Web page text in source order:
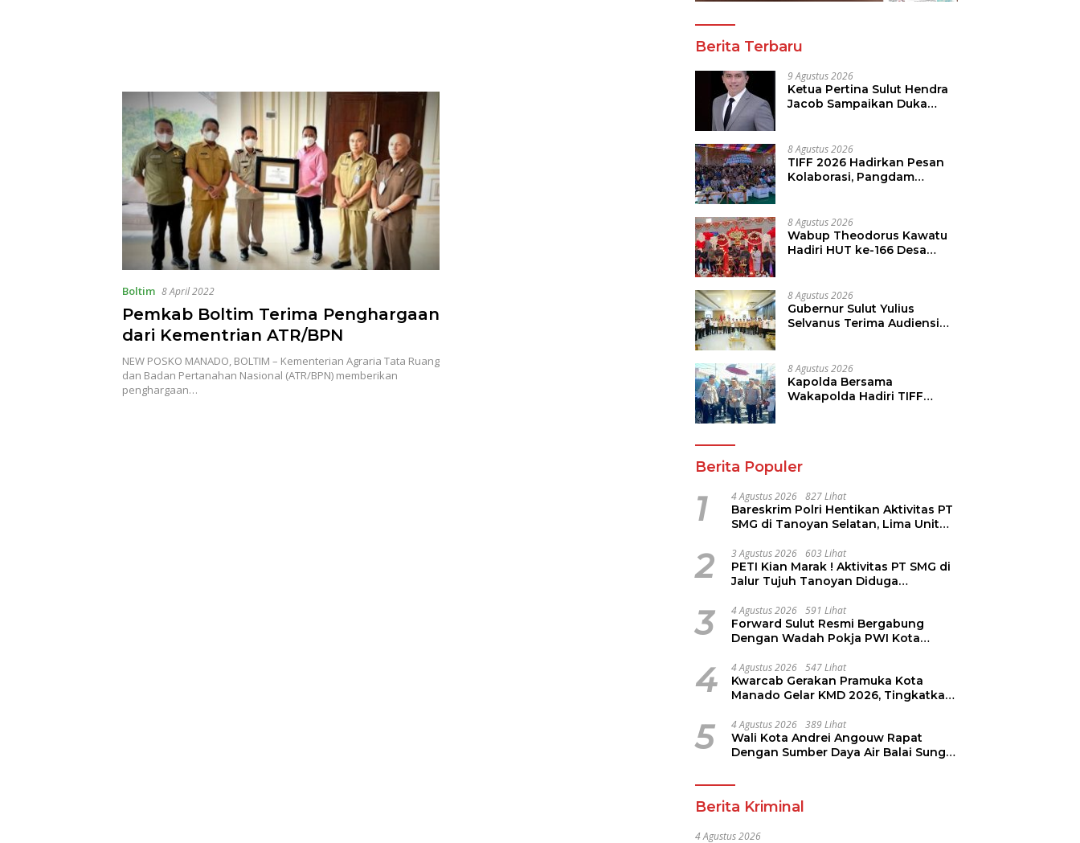
Boltim 8 April 2022
Pemkab Boltim Terima Penghargaan
dari Kementrian ATR/BPN
NEW POSKO MANADO, BOLTIM – Kementerian Agraria Tata Ruang
dan Badan Pertanahan Nasional (ATR/BPN) memberikan
penghargaan…
Berita Terbaru
9 Agustus 2026
Ketua Pertina Sulut Hendra
Jacob Sampaikan Duka
8 Agustus 2026
TIFF 2026 Hadirkan Pesan
Kolaborasi, Pangdam
8 Agustus 2026
Wabup Theodorus Kawatu
Hadiri HUT ke-166 Desa
8 Agustus 2026
Gubernur Sulut Yulius
Selvanus Terima Audiensi
8 Agustus 2026
Kapolda Bersama
Wakapolda Hadiri TIFF
Berita Populer
1 4 Agustus 2026 827 Lihat
Bareskrim Polri Hentikan Aktivitas PT
SMG di Tanoyan Selatan, Lima Unit
2 3 Agustus 2026 603 Lihat
PETI Kian Marak ! Aktivitas PT SMG di
Jalur Tujuh Tanoyan Diduga
3 4 Agustus 2026 591 Lihat
Forward Sulut Resmi Bergabung
Dengan Wadah Pokja PWI Kota
4 4 Agustus 2026 547 Lihat
Kwarcab Gerakan Pramuka Kota
Manado Gelar KMD 2026, Tingkatkan
Pramuka
5 4 Agustus 2026 389 Lihat
Wali Kota Andrei Angouw Rapat
Dengan Sumber Daya Air Balai Sungai
Berita Kriminal
4 Agustus 2026